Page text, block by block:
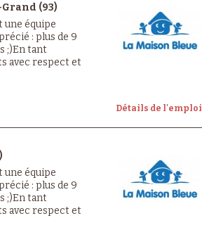
(93)
équipe
: plus de 9
;)En tant
avec respect et
Détails de l'emploi
équipe
: plus de 9
;)En tant
avec respect et